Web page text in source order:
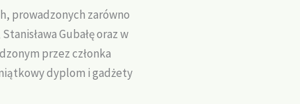
prowadzonych zarówno
Gubałę oraz w
przez członka
dyplom i gadżety